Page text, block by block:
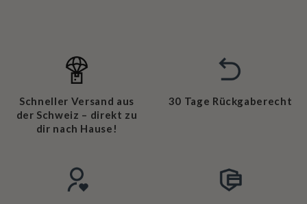
Schneller Versand aus
der Schweiz – direkt zu
dir nach Hause!
30 Tage Rückgaberecht